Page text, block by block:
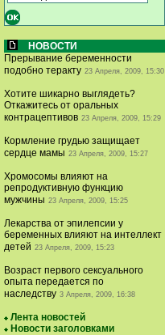
НОВОСТИ
Прерывание беременности
подобно теракту 23 Апреля, 2009, 15:30
Хотите шикарно выглядеть?
Откажитесь от оральных
контрацептивов 23 Апреля, 2009, 15:29
Кормление грудью защищает
сердце мамы 23 Апреля, 2009, 15:27
Хромосомы влияют на
репродуктивную функцию
мужчины 23 Апреля, 2009, 15:25
Лекарства от эпилепсии у
беременных влияют на интеллект
детей 23 Апреля, 2009, 15:23
Возраст первого сексуального
опыта передается по
наследству 3 Апреля, 2009, 16:38
Лента новостей
Новости заголовками